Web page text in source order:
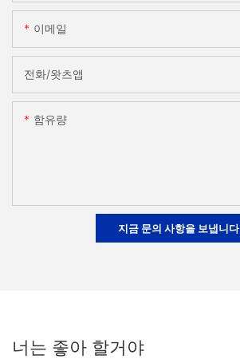
이메일
전화/왓츠앱
함유량
지금 문의 사항을 보냅니다
너는 좋아 할거야